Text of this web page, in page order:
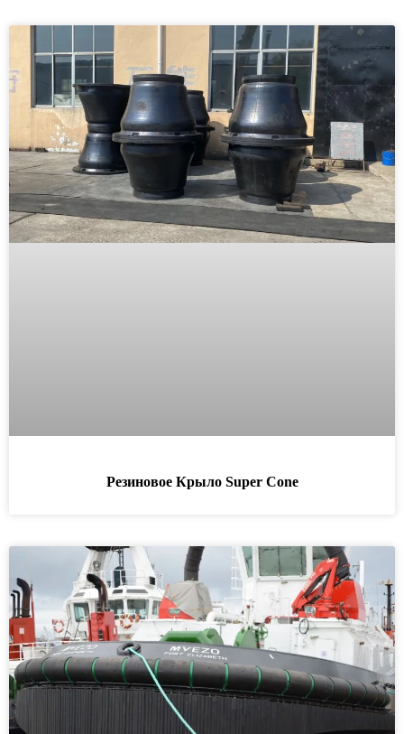
Резиновое Крыло Super Cone